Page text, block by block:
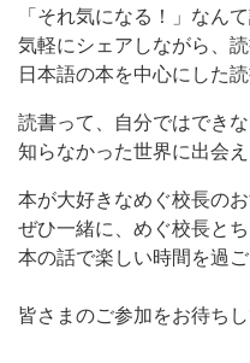
「それ気になる！」なんて
気軽にシェアしながら、
日本語の本を中心にした読
読書って、自分ではできな
知らなかった世界に出会
本が大好きなめぐ校長の
ぜひ一緒に、めぐ校長と
本の話で楽しい時間を過
皆さまのご参加をお待ちし